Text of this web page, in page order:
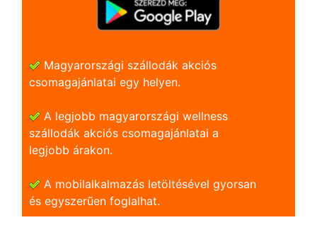
Magyarországi szállodák akciós
csomagajánlatai egy helyen.
A legjobb magyarországi wellness
szállodák akciós csomagajánlatai a
legjobb árakon.
A mobilalkalmazás letöltésével gyorsan
és egyszerũen foglalhat.